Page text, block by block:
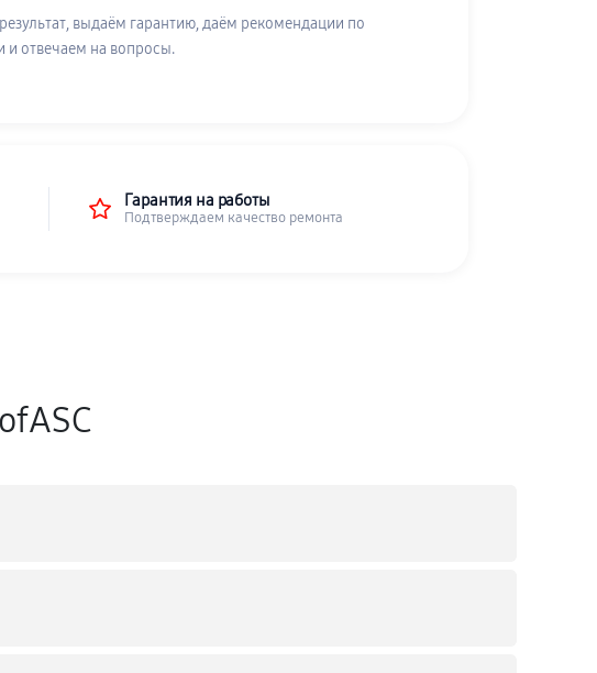
выдаём гарантию, даём рекомендации по
и отвечаем на вопросы.
Гарантия на работы
Подтверждаем качество ремонта